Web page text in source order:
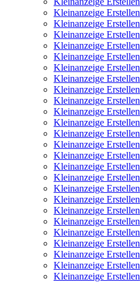
Kleinanzeige Erstellen
Kleinanzeige Erstellen
Kleinanzeige Erstellen
Kleinanzeige Erstellen
Kleinanzeige Erstellen
Kleinanzeige Erstellen
Kleinanzeige Erstellen
Kleinanzeige Erstellen
Kleinanzeige Erstellen
Kleinanzeige Erstellen
Kleinanzeige Erstellen
Kleinanzeige Erstellen
Kleinanzeige Erstellen
Kleinanzeige Erstellen
Kleinanzeige Erstellen
Kleinanzeige Erstellen
Kleinanzeige Erstellen
Kleinanzeige Erstellen
Kleinanzeige Erstellen
Kleinanzeige Erstellen
Kleinanzeige Erstellen
Kleinanzeige Erstellen
Kleinanzeige Erstellen
Kleinanzeige Erstellen
Kleinanzeige Erstellen